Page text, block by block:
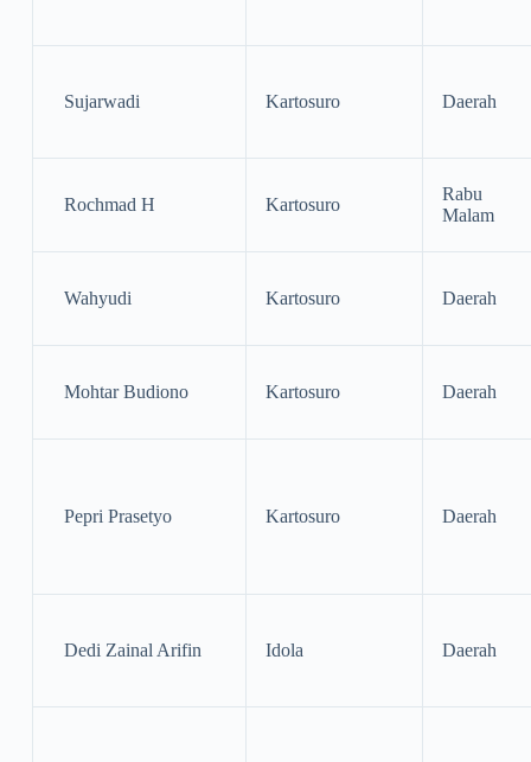
Sujarwadi Kartosuro Daerah
Rochmad H Kartosuro
Rabu
Malam
Wahyudi Kartosuro Daerah
Mohtar Budiono Kartosuro Daerah
Pepri Prasetyo Kartosuro Daerah
Dedi Zainal Arifin Idola Daerah